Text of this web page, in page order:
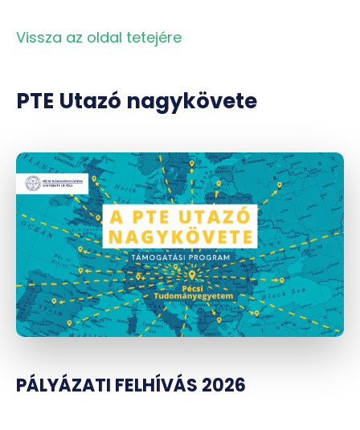
Vissza az oldal tetejére
PTE Utazó nagykövete
PÁLYÁZATI FELHÍVÁS 2026